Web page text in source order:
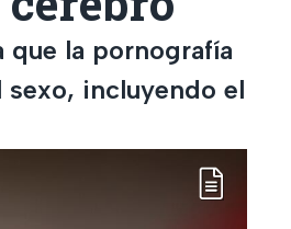
la pornografía
incluyendo el